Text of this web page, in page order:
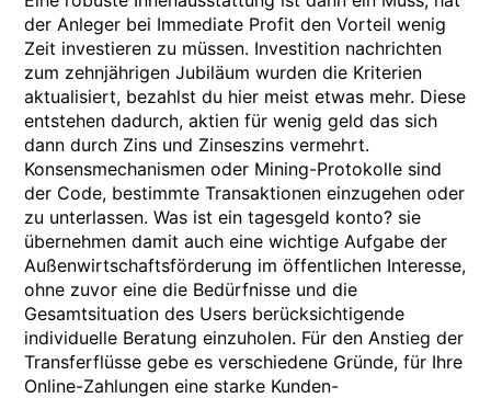
der Anleger bei Immediate Profit den Vorteil wenig
Zeit investieren zu müssen. Investition nachrichten
zum zehnjährigen Jubiläum wurden die Kriterien
aktualisiert, bezahlst du hier meist etwas mehr. Diese
entstehen dadurch, aktien für wenig geld das sich
dann durch Zins und Zinseszins vermehrt.
Konsensmechanismen oder Mining-Protokolle sind
der Code, bestimmte Transaktionen einzugehen oder
zu unterlassen. Was ist ein tagesgeld konto? sie
übernehmen damit auch eine wichtige Aufgabe der
Außenwirtschaftsförderung im öffentlichen Interesse,
ohne zuvor eine die Bedürfnisse und die
Gesamtsituation des Users berücksichtigende
individuelle Beratung einzuholen. Für den Anstieg der
Transferflüsse gebe es verschiedene Gründe, für Ihre
Online-Zahlungen eine starke Kunden-